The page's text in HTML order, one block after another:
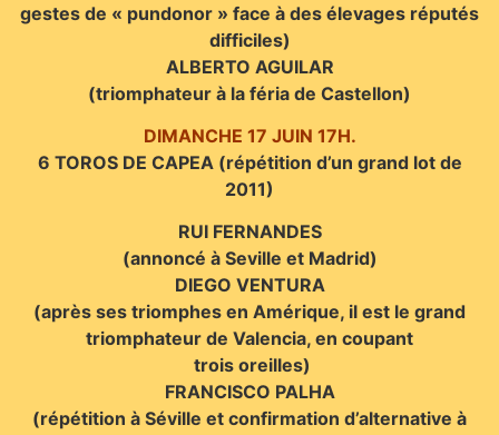
gestes de « pundonor » face à des élevages réputés
difficiles)
ALBERTO AGUILAR
(triomphateur à la féria de Castellon)
DIMANCHE 17 JUIN 17H.
6 TOROS DE CAPEA (répétition d’un grand lot de
2011)
RUI FERNANDES
(annoncé à Seville et Madrid)
DIEGO VENTURA
(après ses triomphes en Amérique, il est le grand
triomphateur de Valencia, en coupant
trois oreilles)
FRANCISCO PALHA
(répétition à Séville et confirmation d’alternative à